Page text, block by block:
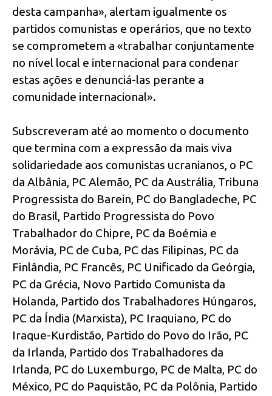
desta campanha», alertam igualmente os
partidos comunistas e operários, que no texto
se comprometem a «trabalhar conjuntamente
no nível local e internacional para condenar
estas ações e denunciá-las perante a
comunidade internacional».
Subscreveram até ao momento o documento
que termina com a expressão da mais viva
solidariedade aos comunistas ucranianos, o PC
da Albânia, PC Alemão, PC da Austrália, Tribuna
Progressista do Barein, PC do Bangladeche, PC
do Brasil, Partido Progressista do Povo
Trabalhador do Chipre, PC da Boémia e
Morávia, PC de Cuba, PC das Filipinas, PC da
Finlândia, PC Francês, PC Unificado da Geórgia,
PC da Grécia, Novo Partido Comunista da
Holanda, Partido dos Trabalhadores Húngaros,
PC da Índia (Marxista), PC Iraquiano, PC do
Iraque-Kurdistão, Partido do Povo do Irão, PC
da Irlanda, Partido dos Trabalhadores da
Irlanda, PC do Luxemburgo, PC de Malta, PC do
México, PC do Paquistão, PC da Polônia, Partido